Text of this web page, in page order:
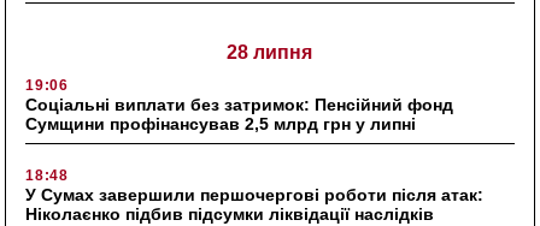
28 липня
19:06
Соціальні виплати без затримок: Пенсійний фонд
Сумщини профінансував 2,5 млрд грн у липні
18:48
У Сумах завершили першочергові роботи після атак:
Ніколаєнко підбив підсумки ліквідації наслідків